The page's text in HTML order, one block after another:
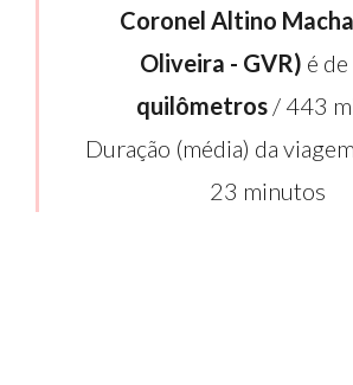
Coronel Altino
Oliveira - GVR) é de
quilômetros / 443
Duração (média) da
23 minutos